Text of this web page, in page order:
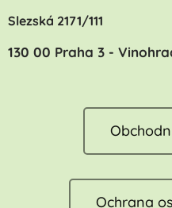
Slezská 2171/111
130 00 Praha 3 -
Ochrana